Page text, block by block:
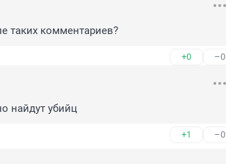
таких комментариев?
+0 –0
найдут убийц
+1 –0